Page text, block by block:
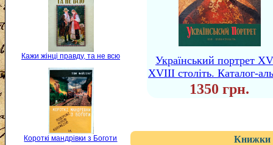
Кажи жінці правду, та не всю
Короткі мандрівки з Боготи
Український портрет
XVІІІ століть. Каталог-
1350 грн.
Книжки